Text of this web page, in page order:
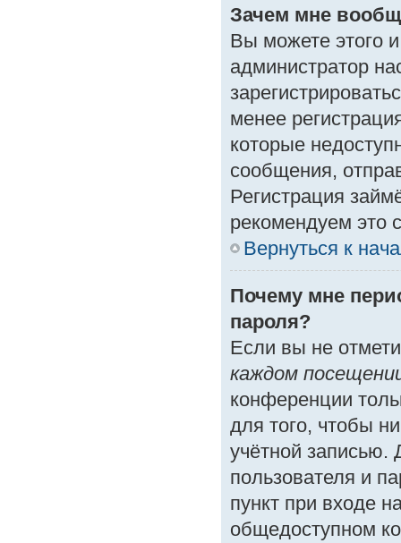
Зачем мне
Вы можете этого и
администратор
менее
которые
сообщения,
Регистрация
рекомендуем это
Вернуться к
Почему мне
пароля?
Если вы не
каждом
конференции
для того, чтобы
учётной записью.
пользователя и
пункт при входе
общедоступном